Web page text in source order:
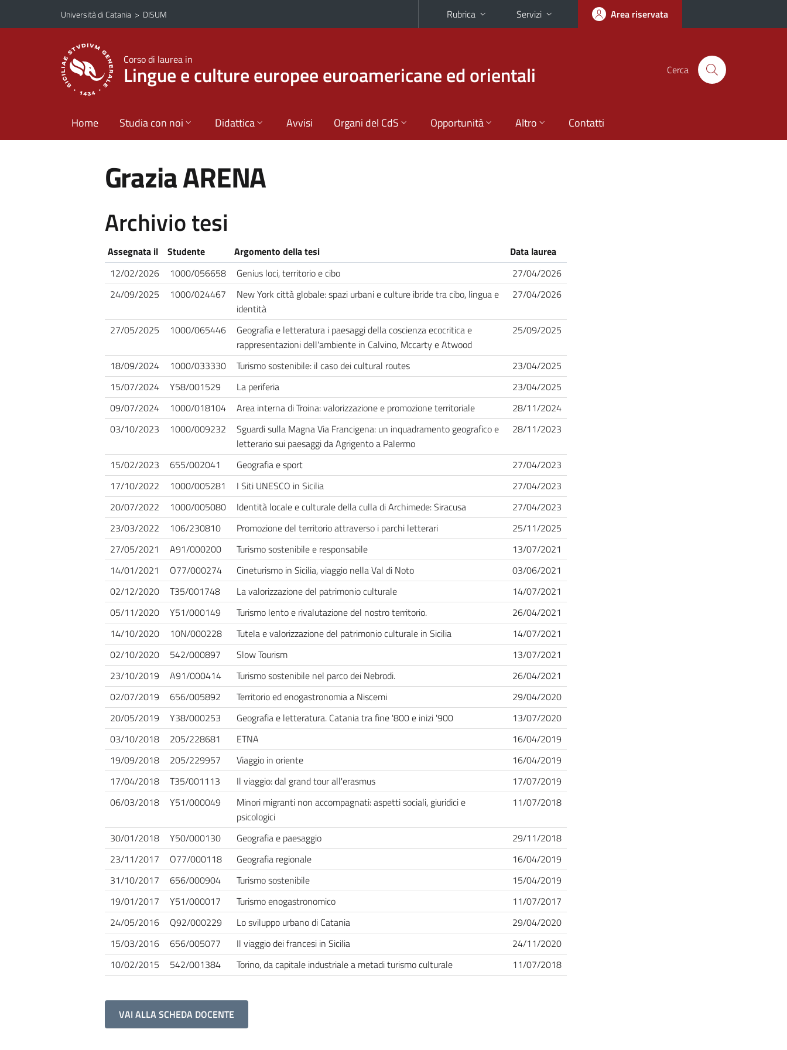
Vai al contenuto principale
Vai al menu di navigazione
Università di Catania > DISUM Rubrica Servizi Area riservata
Corso di laurea in
Lingue e culture europee euroamericane ed orientali Cerca
Home Studia con noi Didattica Avvisi Organi del CdS Opportunità Altro Contatti
Grazia ARENA
Archivio tesi
Assegnata il Studente Argomento della tesi
Data laurea
12/02/2026
1000/056658 Genius loci, territorio e cibo
27/04/2026
24/09/2025
1000/024467
New York città globale: spazi urbani e culture ibride tra cibo, lingua e
identità
27/04/2026
27/05/2025 1000/065446
Geografia e letteratura i paesaggi della coscienza ecocritica e
rappresentazioni dell'ambiente in Calvino, Mccarty e Atwood
25/09/2025
18/09/2024 1000/033330 Turismo sostenibile: il caso dei cultural routes
23/04/2025
15/07/2024
Y58/001529 La periferia
23/04/2025
09/07/2024
1000/018104 Area interna di Troina: valorizzazione e promozione territoriale
28/11/2024
03/10/2023
1000/009232
Sguardi sulla Magna Via Francigena: un inquadramento geografico e
letterario sui paesaggi da Agrigento a Palermo
28/11/2023
15/02/2023 655/002041 Geografia e sport
27/04/2023
17/10/2022
1000/005281 I Siti UNESCO in Sicilia
27/04/2023
20/07/2022
1000/005080 Identità locale e culturale della culla di Archimede: Siracusa
27/04/2023
23/03/2022
106/230810 Promozione del territorio attraverso i parchi letterari
25/11/2025
27/05/2021
A91/000200 Turismo sostenibile e responsabile
13/07/2021
14/01/2021
O77/000274 Cineturismo in Sicilia, viaggio nella Val di Noto
03/06/2021
02/12/2020
T35/001748 La valorizzazione del patrimonio culturale
14/07/2021
05/11/2020
Y51/000149 Turismo lento e rivalutazione del nostro territorio.
26/04/2021
14/10/2020
10N/000228 Tutela e valorizzazione del patrimonio culturale in Sicilia
14/07/2021
02/10/2020
542/000897 Slow Tourism
13/07/2021
23/10/2019
A91/000414 Turismo sostenibile nel parco dei Nebrodi.
26/04/2021
02/07/2019
656/005892 Territorio ed enogastronomia a Niscemi
29/04/2020
20/05/2019
Y38/000253 Geografia e letteratura. Catania tra fine '800 e inizi '900
13/07/2020
03/10/2018
205/228681 ETNA
16/04/2019
19/09/2018
205/229957 Viaggio in oriente
16/04/2019
17/04/2018
T35/001113 Il viaggio: dal grand tour all'erasmus
17/07/2019
06/03/2018
Y51/000049
Minori migranti non accompagnati: aspetti sociali, giuridici e
psicologici
11/07/2018
30/01/2018 Y50/000130 Geografia e paesaggio
29/11/2018
23/11/2017
O77/000118 Geografia regionale
16/04/2019
31/10/2017
656/000904 Turismo sostenibile
15/04/2019
19/01/2017
Y51/000017 Turismo enogastronomico
11/07/2017
24/05/2016
Q92/000229 Lo sviluppo urbano di Catania
29/04/2020
15/03/2016
656/005077 Il viaggio dei francesi in Sicilia
24/11/2020
10/02/2015
542/001384 Torino, da capitale industriale a metadi turismo culturale 11/07/2018
VAI ALLA SCHEDA DOCENTE